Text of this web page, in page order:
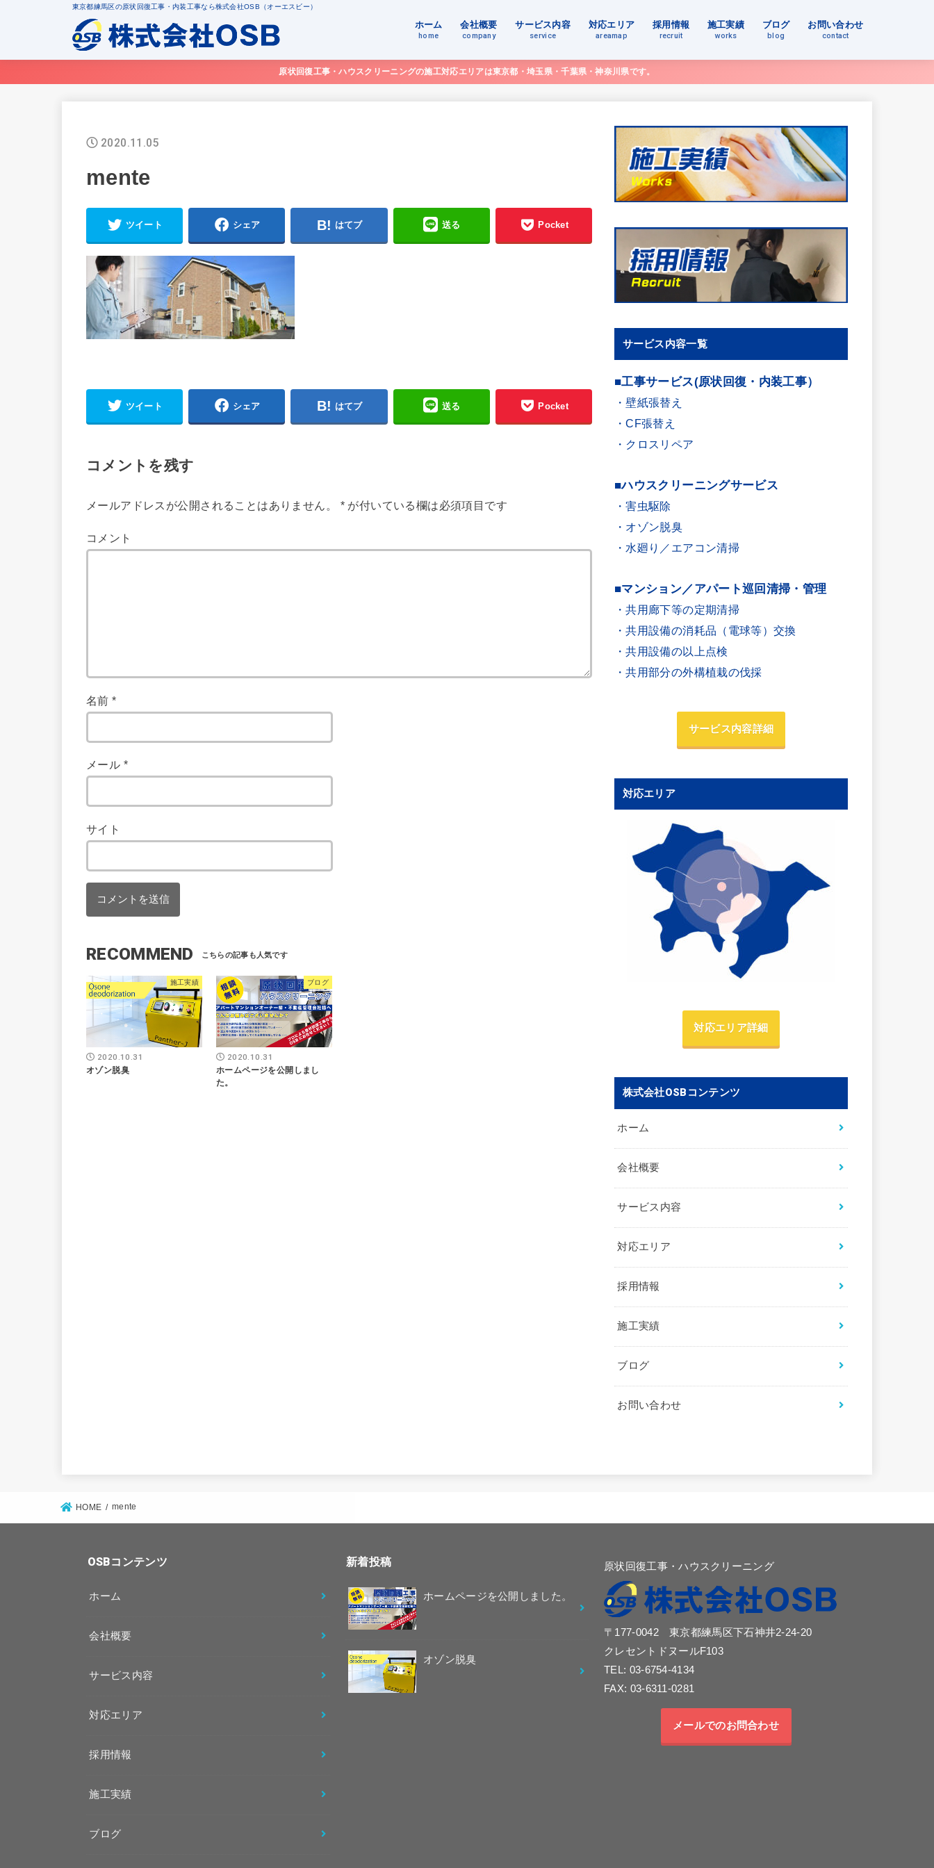
東京都練馬区の原状回復工事・内装工事なら株式会社OSB（オーエスビー）
ホーム
home
会社概要
company
サービス内容
service
対応エリア
areamap
採用情報
recruit
施工実績
works
ブログ
blog
お問い合わせ
contact
原状回復工事・ハウスクリーニングの施工対応エリアは東京都・埼玉県・千葉県・神奈川県です。
2020.11.05
mente
ツイート シェア はてブ 送る Pocket
ツイート シェア はてブ 送る Pocket
コメントを残す
メールアドレスが公開されることはありません。 *が付いている欄は必須項目です
コメント
名前*
メール *
サイト
RECOMMEND
施工実績
2020.10.31
オゾン脱臭
ブログ
2020.10.31
ホームページを公開しまし
た。
サービス内容一覧
■工事サービス(原状回復・内装工事）
・壁紙張替え
・CF張替え
・クロスリペア
■ハウスクリーニングサービス
・害虫駆除
・オゾン脱臭
・水廻り／エアコン清掃
■マンション／アパート巡回清掃・管理
・共用廊下等の定期清掃
・共用設備の消耗品（電球等）交換
・共用設備の以上点検
・共用部分の外構植栽の伐採
サービス内容詳細
対応エリア
対応エリア詳細
株式会社OSBコンテンツ
ホーム
会社概要
サービス内容
対応エリア
採用情報
施工実績
ブログ
お問い合わせ
HOME mente
OSBコンテンツ
ホーム
会社概要
サービス内容
対応エリア
採用情報
施工実績
ブログ
新着投稿
ホームページを公開しました。
オゾン脱臭
原状回復工事・ハウスクリーニング
〒177-0042 東京都練馬区下石神井2-24-20
クレセントドヌールF103
TEL: 03-6754-4134
FAX: 03-6311-0281
メールでのお問合わせ